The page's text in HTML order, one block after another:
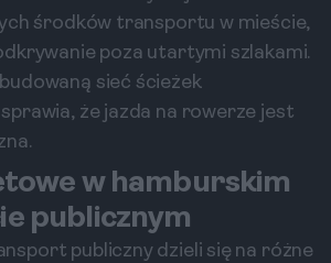
środków transportu w mieście,
poza utartymi szlakami.
sieć ścieżek
że jazda na rowerze jest
w hamburskim
publicznym
publiczny dzieli się na różne